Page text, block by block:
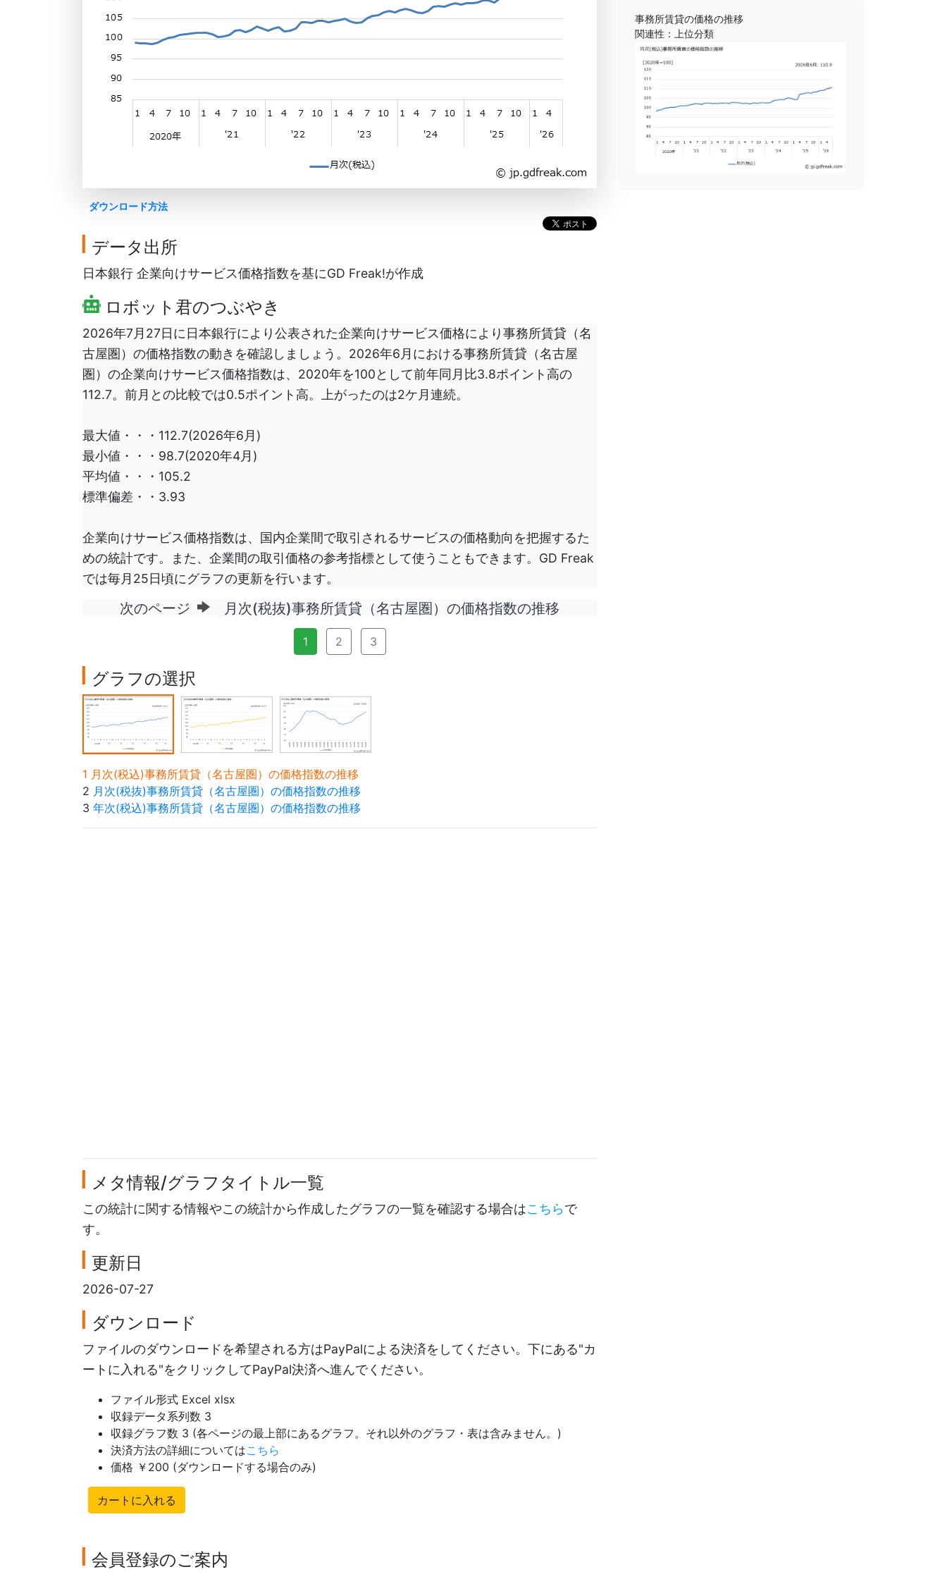
ダウンロード方法
データ出所
日本銀行 企業向けサービス価格指数を基にGD Freak!が作成
ロボット君のつぶやき
2026年7月27日に日本銀行により公表された企業向けサービス価格により事務所賃貸（名
古屋圏）の価格指数の動きを確認しましょう。2026年6月における事務所賃貸（名古屋
圏）の企業向けサービス価格指数は、2020年を100として前年同月比3.8ポイント高の
112.7。前月との比較では0.5ポイント高。上がったのは2ケ月連続。
最大値・・・112.7(2026年6月)
最小値・・・98.7(2020年4月)
平均値・・・105.2
標準偏差・・3.93
企業向けサービス価格指数は、国内企業間で取引されるサービスの価格動向を把握するた
めの統計です。また、企業間の取引価格の参考指標として使うこともできます。GD Freak
では毎月25日頃にグラフの更新を行います。
次のページ 月次(税抜)事務所賃貸（名古屋圏）の価格指数の推移
1 2 3
グラフの選択
1 月次(税込)事務所賃貸（名古屋圏）の価格指数の推移
2 月次(税抜)事務所賃貸（名古屋圏）の価格指数の推移
3 年次(税込)事務所賃貸（名古屋圏）の価格指数の推移
メタ情報/グラフタイトル一覧
この統計に関する情報やこの統計から作成したグラフの一覧を確認する場合はこちらで
す。
更新日
2026-07-27
ダウンロード
ファイルのダウンロードを希望される方はPayPalによる決済をしてください。下にある"カ
ートに入れる"をクリックしてPayPal決済へ進んでください。
ファイル形式 Excel xlsx
収録データ系列数 3
収録グラフ数 3 (各ページの最上部にあるグラフ。それ以外のグラフ・表は含みません。)
決済方法の詳細についてはこちら
価格 ￥200 (ダウンロードする場合のみ)
カートに入れる
会員登録のご案内
事務所賃貸の価格の推移
関連性：上位分類